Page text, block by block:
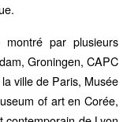
par plusieurs
Groningen, CAPC
ville de Paris, Musée
of art en Corée,